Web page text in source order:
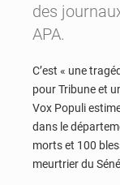
des
APA.
C’est « une
pour Tribune et
Vox Populi
dans le
morts et 100
meurtrier du